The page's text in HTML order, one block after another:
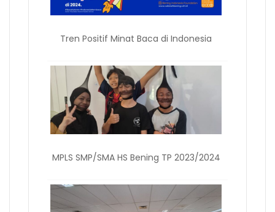
Tren Positif Minat Baca di Indonesia
MPLS SMP/SMA HS Bening TP 2023/2024